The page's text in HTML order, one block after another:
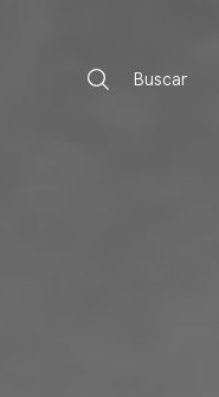
Buscar